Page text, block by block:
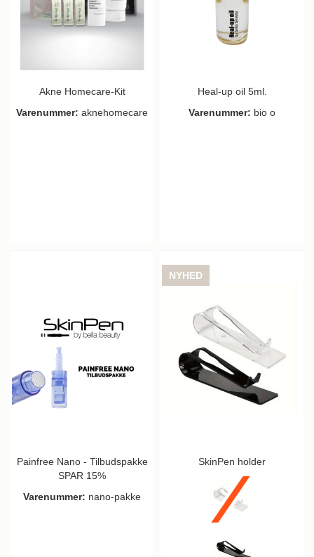
Akne Homecare-Kit
Varenummer: aknehomecare
Heal-up oil 5ml.
Varenummer: bio o
Painfree Nano - Tilbudspakke
SPAR 15%
Varenummer: nano-pakke
NYHED
SkinPen holder